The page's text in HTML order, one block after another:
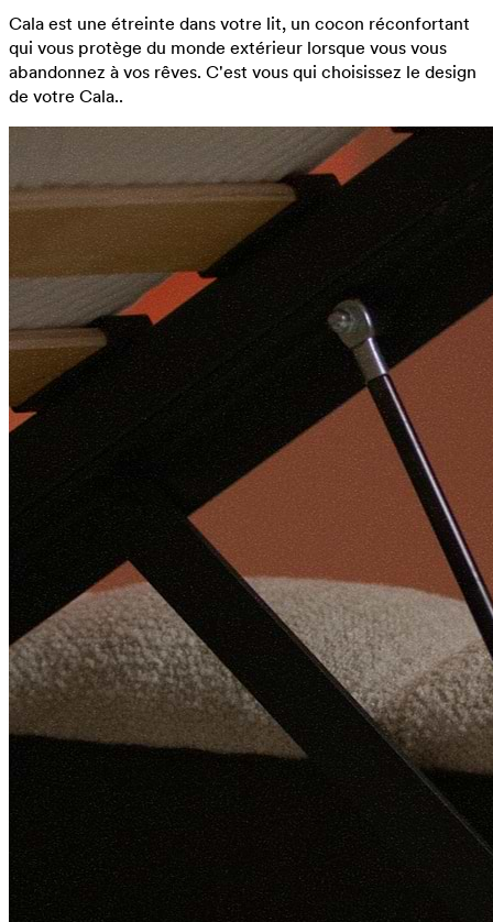
Cala est une étreinte dans votre lit, un cocon réconfortant
qui vous protège du monde extérieur lorsque vous vous
abandonnez à vos rêves. C'est vous qui choisissez le design
de votre Cala..